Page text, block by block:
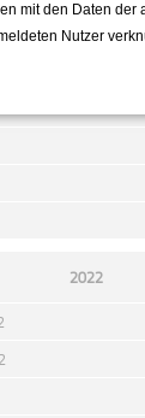
2022
mit den Daten der
Nutzer